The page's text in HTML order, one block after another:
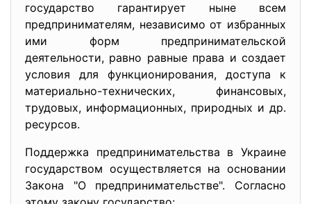
государство гарантирует ныне всем
предпринимателям, независимо от избранных
ими форм предпринимательской
деятельности, равно равные права и создает
условия для функционирования, доступа к
материально-технических, финансовых,
трудовых, информационных, природных и др.
ресурсов.
Поддержка предпринимательства в Украине
государством осуществляется на основании
Закона "О предпринимательстве". Согласно